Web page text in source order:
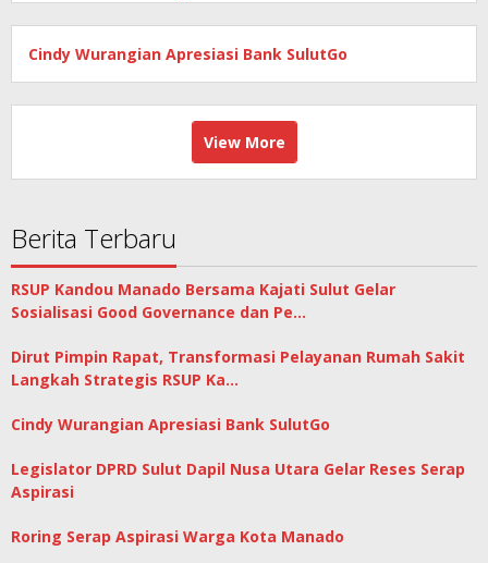
Cindy Wurangian Apresiasi Bank SulutGo
View More
Berita Terbaru
RSUP Kandou Manado Bersama Kajati Sulut Gelar
Sosialisasi Good Governance dan Pe…
Dirut Pimpin Rapat, Transformasi Pelayanan Rumah Sakit
Langkah Strategis RSUP Ka…
Cindy Wurangian Apresiasi Bank SulutGo
Legislator DPRD Sulut Dapil Nusa Utara Gelar Reses Serap
Aspirasi
Roring Serap Aspirasi Warga Kota Manado